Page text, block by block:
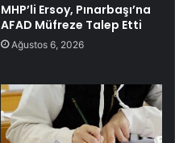
MHP’li Ersoy, Pınarbaşı’na
AFAD Müfreze Talep Etti
Ağustos 6, 2026